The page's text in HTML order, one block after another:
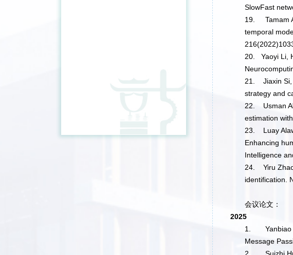
SlowFast
19.
Tamam
temporal
20.
Yaoyi Li,
21.
Jiaxin
strategy and
22.
Usman
estimation
23.
Luay
Enhancing
Intelligence
24.
Yiru
identification.
会议论文：
2025
1.
Message